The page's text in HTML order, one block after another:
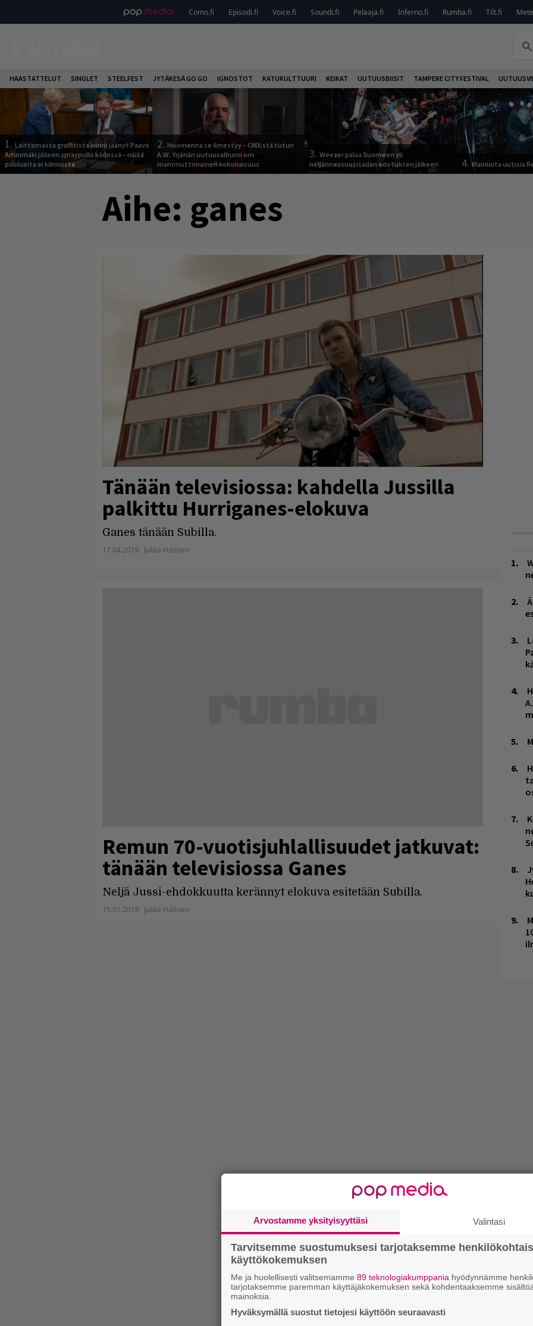
Como.fi Episodi.fi Voice.fi Soundi.fi Pelaaja.fi Inferno.fi Rumba.fi Tilt.fi
HAASTATTELUT SINGLET STEELFEST JYTÄKESÄ GO GO IGNOSTOT KATUKULTTUURI KEIKAT UUTUUSBIISIT TAMPERE CITY FESTIVAL
1. Laittomasta graffitista kiinni jäänyt Paavo
Arhinmäki jälleen spraypullo kädessä – näitä
puolueita ei kiinnosta
2. Huomenna se ilmestyy – CMX:stä tutun
A.W. Yrjänän uutuusalbumi om
mammuttimainen kokonaisuus
3. Weezer palaa Suomeen yli
neljännesvuosisadan odotuksen jälkeen
4.Mainioita uutisia
Aihe: ganes
Tänään televisiossa: kahdella Jussilla
palkittu Hurriganes-elokuva
Ganes tänään Subilla.
17.04.2019 Jukka Hätinen
Remun 70-vuotisjuhlallisuudet jatkuvat:
tänään televisiossa Ganes
Neljä Jussi-ehdokkuutta kerännyt elokuva esitetään Subilla.
15.01.2018 Jukka Hätinen
Arvostamme yksityisyyttäsi Valintasi
Tarvitsemme suostumuksesi tarjotaksemme
käyttökokemuksen
Me ja huolellisesti valitsemamme 89 teknologiakumppania hyödynnämme
tarjotaksemme paremman käyttäjäkokemuksen sekä kohdentaaksemme
mainoksia.
Hyväksymällä suostut tietojesi käyttöön seuraavasti